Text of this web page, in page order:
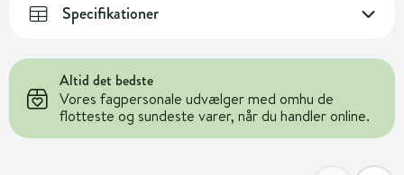
Specifikationer
Altid det bedste
Vores fagpersonale udvælger med omhu de
flotteste og sundeste varer, når du handler online.